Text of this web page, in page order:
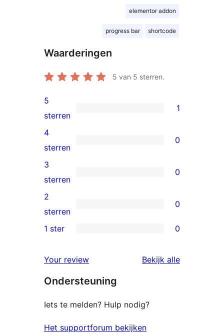
elementor addon
progress bar shortcode
Waarderingen
5 van 5 sterren.
1
5
ster
beoordeling
5
sterren
1
0
4
sterren
beoordelingen
4
sterren
0
0
3
sterren
beoordelingen
3
sterren
0
0
2
beoordelingen
2
sterren
0
sterren
beoordelingen
1 ster 0
Your review Bekijk alle
Ondersteuning
Iets te melden? Hulp nodig?
Het supportforum bekijken